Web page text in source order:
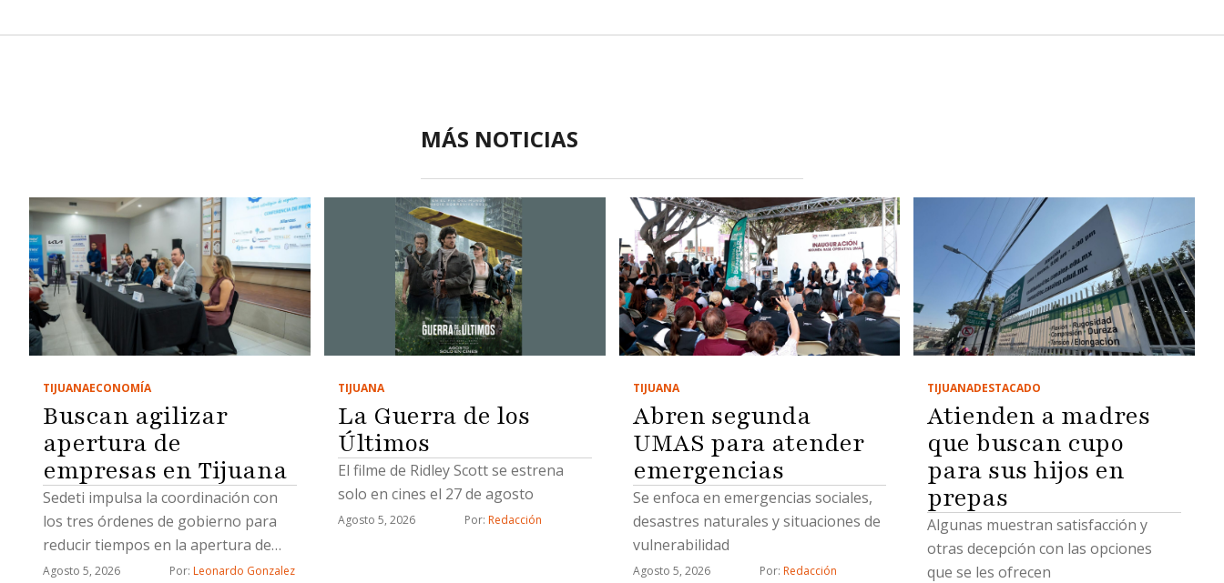
MÁS NOTICIAS
TIJUANAECONOMÍA
Buscan agilizar
apertura de
empresas en Tijuana
Sedeti impulsa la coordinación con
los tres órdenes de gobierno para
reducir tiempos en la apertura de
nuevos negocios
Agosto 5, 2026 Por: Leonardo Gonzalez
TIJUANA
La Guerra de los
Últimos
El filme de Ridley Scott se estrena
solo en cines el 27 de agosto
Agosto 5, 2026 Por: Redacción
TIJUANA
Abren segunda
UMAS para atender
emergencias
Se enfoca en emergencias sociales,
desastres naturales y situaciones de
vulnerabilidad
Agosto 5, 2026 Por: Redacción
TIJUANADESTACADO
Atienden a madres
que buscan cupo
para sus hijos en
prepas
Algunas muestran satisfacción y
otras decepción con las opciones
que se les ofrecen